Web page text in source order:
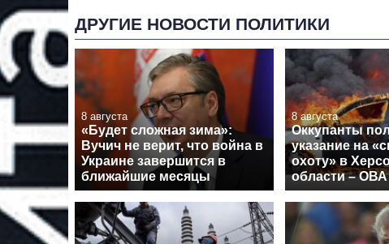
ДРУГИЕ НОВОСТИ ПОЛИТИКИ
8 августа
«Будет сложная зима»:
Вучич не верит, что война в
Украине завершится в
ближайшие месяцы
8 августа
Оккупанты
указание на
охоту» в
области – ОВА